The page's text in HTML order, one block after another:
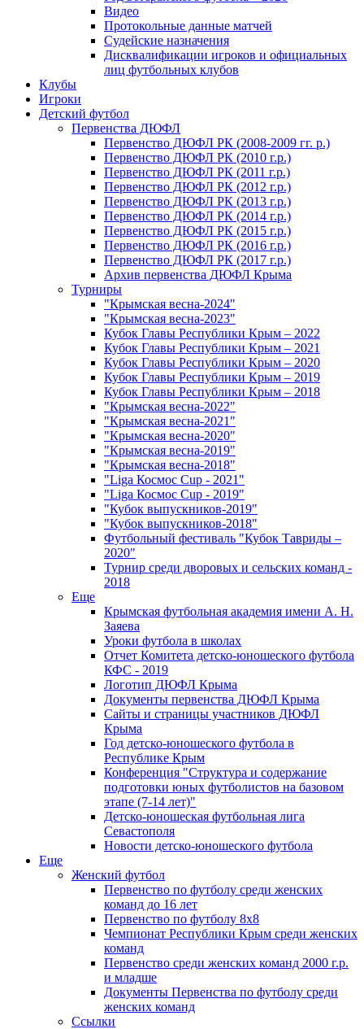
Видео
Протокольные данные матчей
Судейские назначения
Дисквалификации игроков и официальных
лиц футбольных клубов
Клубы
Игроки
Детский футбол
Первенства ДЮФЛ
Первенство ДЮФЛ РК (2008-2009 гг. р.)
Первенство ДЮФЛ РК (2010 г.р.)
Первенство ДЮФЛ РК (2011 г.р.)
Первенство ДЮФЛ РК (2012 г.р.)
Первенство ДЮФЛ РК (2013 г.р.)
Первенство ДЮФЛ РК (2014 г.р.)
Первенство ДЮФЛ РК (2015 г.р.)
Первенство ДЮФЛ РК (2016 г.р.)
Первенство ДЮФЛ РК (2017 г.р.)
Архив первенства ДЮФЛ Крыма
Турниры
"Крымская весна-2024"
"Крымская весна-2023"
Кубок Главы Республики Крым – 2022
Кубок Главы Республики Крым – 2021
Кубок Главы Республики Крым – 2020
Кубок Главы Республики Крым – 2019
Кубок Главы Республики Крым – 2018
"Крымская весна-2022"
"Крымская весна-2021"
"Крымская весна-2020"
"Крымская весна-2019"
"Крымская весна-2018"
"Liga Космос Cup - 2021"
"Liga Космос Cup - 2019"
"Кубок выпускников-2019"
"Кубок выпускников-2018"
Футбольный фестиваль "Кубок Тавриды –
2020"
Турнир среди дворовых и сельских команд -
2018
Еще
Крымская футбольная академия имени А. Н.
Заяева
Уроки футбола в школах
Отчет Комитета детско-юношеского футбола
КФС - 2019
Логотип ДЮФЛ Крыма
Документы первенства ДЮФЛ Крыма
Сайты и страницы участников ДЮФЛ
Крыма
Год детско-юношеского футбола в
Республике Крым
Конференция "Структура и содержание
подготовки юных футболистов на базовом
этапе (7-14 лет)"
Детско-юношеская футбольная лига
Севастополя
Новости детско-юношеского футбола
Еще
Женский футбол
Первенство по футболу среди женских
команд до 16 лет
Первенство по футболу 8х8
Чемпионат Республики Крым среди женских
команд
Первенство среди женских команд 2000 г.р.
и младше
Документы Первенства по футболу среди
женских команд
Ссылки